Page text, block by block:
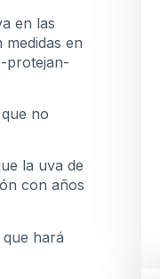
en las
en
protejan-
no
la uva de
con años
hará